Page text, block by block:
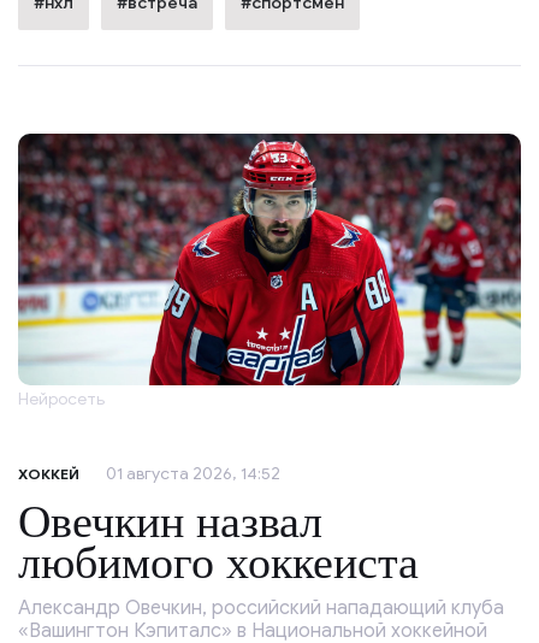
Нейросеть
ХОККЕЙ 01 августа 2026, 14:52
Овечкин назвал
любимого хоккеиста
Александр Овечкин, российский нападающий клуба
«Вашингтон Кэпиталс» в Национальной хоккейной